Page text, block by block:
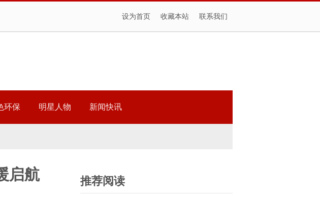
设为首页 收藏本站 联系我们
环保 明星人物 新闻快讯
启航 推荐阅读